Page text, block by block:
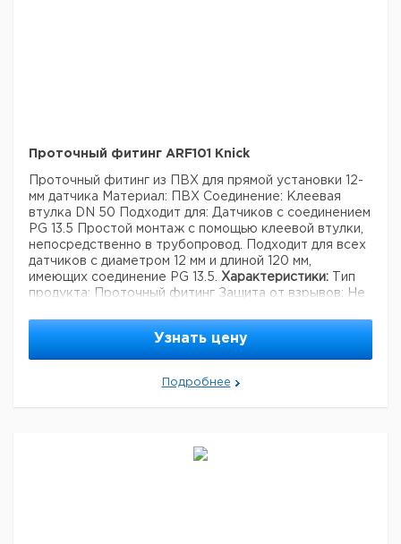
Проточный фитинг ARF101 Knick
Проточный фитинг из ПВХ для прямой установки 12-
мм датчика Материал: ПВХ Соединение: Клеевая
втулка DN 50 Подходит для: Датчиков с соединением
PG 13.5 Простой монтаж с помощью клеевой втулки,
непосредственно в трубопровод. Подходит для всех
датчиков с диаметром 12 мм и длиной 120 мм,
имеющих соединение PG 13.5.
Характеристики: Тип
продукта: Проточный фитинг Защита от взрывов: Не
Датчики и адаптеры:Датчик проводимости,
Датчик кислородаДатчик pH
Материалы, контактирующие с процессом: ПВХ
Узнать цену
Подробнее